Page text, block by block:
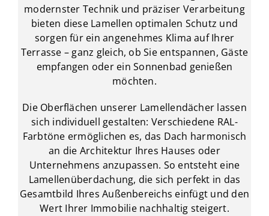
modernster Technik und präziser Verarbeitung
bieten diese Lamellen optimalen Schutz und
sorgen für ein angenehmes Klima auf Ihrer
Terrasse – ganz gleich, ob Sie entspannen, Gäste
empfangen oder ein Sonnenbad genießen
möchten.
Die Oberflächen unserer Lamellendächer lassen
sich individuell gestalten: Verschiedene RAL-
Farbtöne ermöglichen es, das Dach harmonisch
an die Architektur Ihres Hauses oder
Unternehmens anzupassen. So entsteht eine
Lamellenüberdachung, die sich perfekt in das
Gesamtbild Ihres Außenbereichs einfügt und den
Wert Ihrer Immobilie nachhaltig steigert.